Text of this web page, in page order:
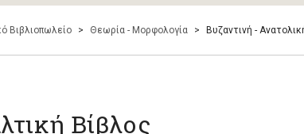
Βιβλιοπωλείο > Θεωρία - Μορφολογία > Bυζαντινή -
Βίβλος